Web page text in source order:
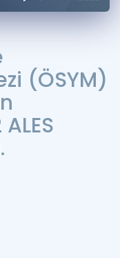
(ÖSYM)